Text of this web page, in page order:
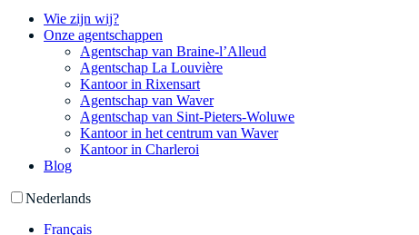
Wie zijn wij?
Onze agentschappen
Agentschap van Braine-l’Alleud
Agentschap La Louvière
Kantoor in Rixensart
Agentschap van Waver
Agentschap van Sint-Pieters-Woluwe
Kantoor in het centrum van Waver
Kantoor in Charleroi
Blog
Nederlands
Français